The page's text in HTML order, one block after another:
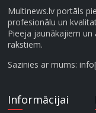
Multinews.lv portāls
profesionālu un
Pieeja jaunākajiem
rakstiem.
Sazinies ar mums:
Informācijai